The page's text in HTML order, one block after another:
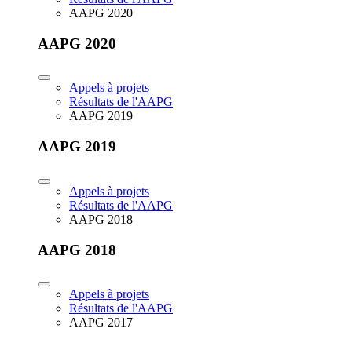
AAPG 2020
AAPG 2020
Appels à projets
Résultats de l'AAPG
AAPG 2019
AAPG 2019
Appels à projets
Résultats de l'AAPG
AAPG 2018
AAPG 2018
Appels à projets
Résultats de l'AAPG
AAPG 2017